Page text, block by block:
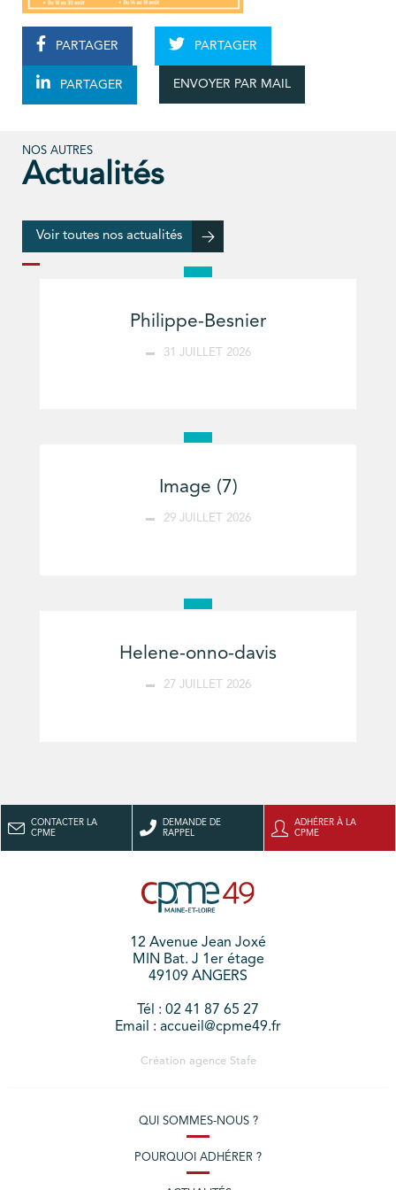
PARTAGER PARTAGER
PARTAGER ENVOYER PAR MAIL
NOS AUTRES
Actualités
Voir toutes nos actualités
Philippe-Besnier
31 JUILLET 2026
Image (7)
29 JUILLET 2026
Helene-onno-davis
27 JUILLET 2026
CONTACTER LA
CPME
DEMANDE DE
RAPPEL
ADHÉRER À LA
CPME
12 Avenue Jean Joxé
MIN Bat. J 1er étage
49109 ANGERS
Tél : 02 41 87 65 27
Email : accueil@cpme49.fr
Création agence Stafe
QUI SOMMES-NOUS ?
POURQUOI ADHÉRER ?